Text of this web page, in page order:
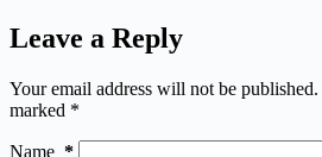
Leave a Reply
Your email address will not be published.
marked *
Name *